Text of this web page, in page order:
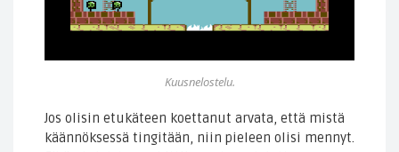
Kuusnelostelu.
Jos olisin etukäteen koettanut arvata, että mistä
käännöksessä tingitään, niin pieleen olisi mennyt.